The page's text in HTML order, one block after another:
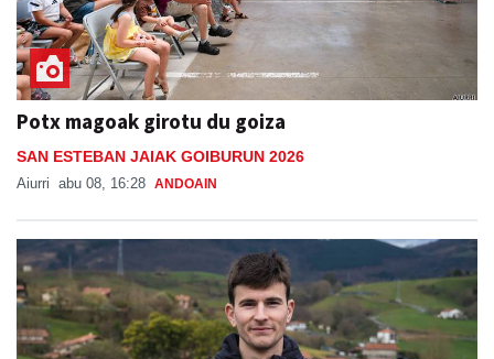
Potx magoak girotu du goiza
SAN ESTEBAN JAIAK GOIBURUN 2026
Aiurri abu 08, 16:28 ANDOAIN